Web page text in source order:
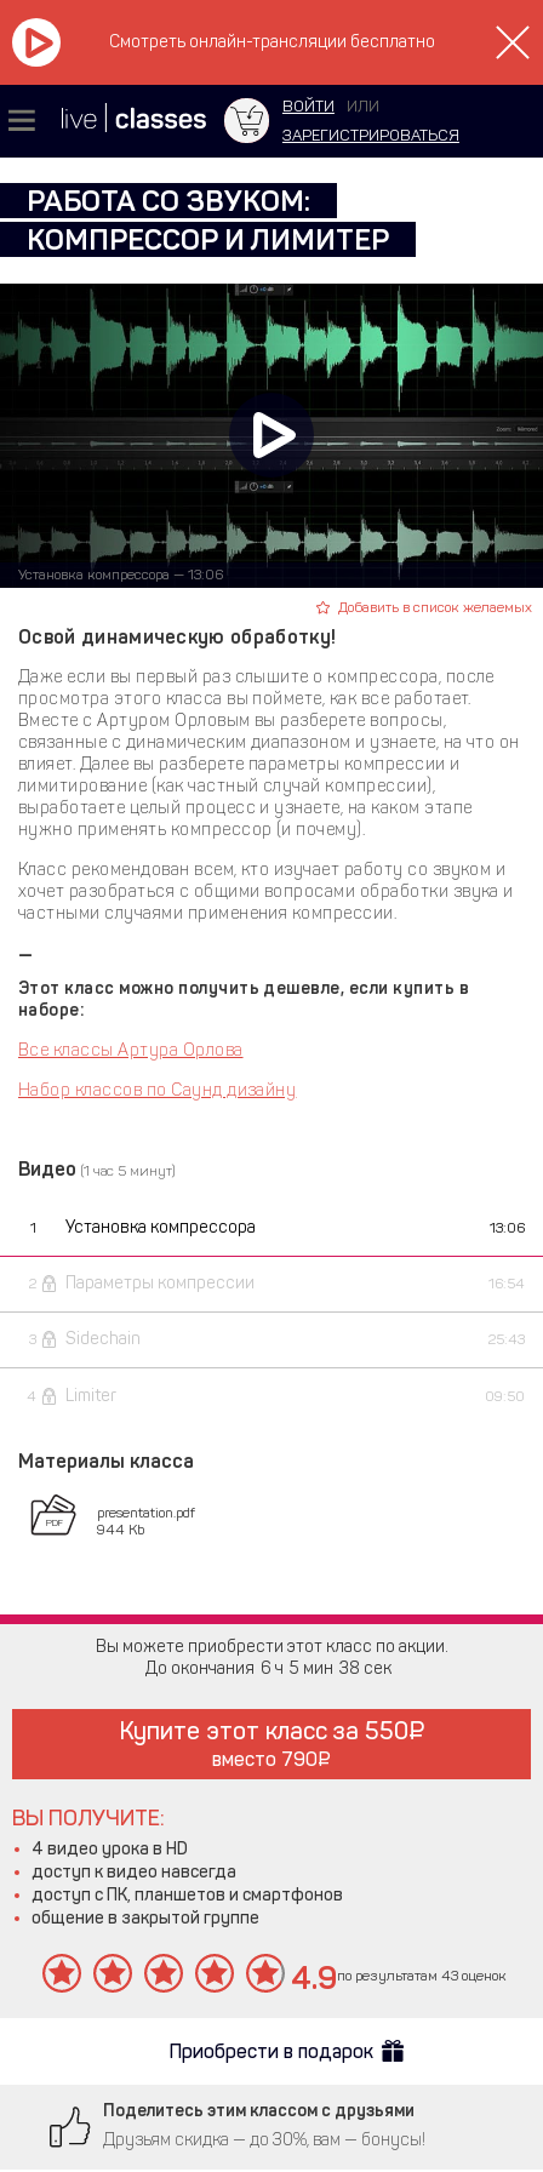
Смотреть онлайн-трансляции бесплатно
ВОЙТИ
ИЛИ
ЗАРЕГИСТРИРОВАТЬСЯ
РАБОТА СО ЗВУКОМ:
КОМПРЕССОР И ЛИМИТЕР
Установка компрессора — 13:06
Добавить в список желаемых
Освой динамическую обработку!
Даже если вы первый раз слышите о компрессора, после
просмотра этого класса вы поймете, как все работает.
Вместе с Артуром Орловым вы разберете вопросы,
связанные с динамическим диапазоном и узнаете, на что он
влияет. Далее вы разберете параметры компрессии и
лимитирование (как частный случай компрессии),
выработаете целый процесс и узнаете, на каком этапе
нужно применять компрессор (и почему).
Класс рекомендован всем, кто изучает работу со звуком и
хочет разобраться с общими вопросами обработки звука и
частными случаями применения компрессии.
—
Этот класс можно получить дешевле, если купить в
наборе:
Все классы Артура Орлова
Набор классов по Саунд дизайну
Видео (1 час 5 минут)
1 Установка компрессора 13:06
2 Параметры компрессии 16:54
3 Sidechain 25:43
4 Limiter 09:50
Материалы класса
presentation.pdf
944 Kb
Вы можете приобрести этот класс по акции.
До окончания 6 5 37
Купите этот класс за 550
вместо 790
ВЫ ПОЛУЧИТЕ:
4 видео урока в HD
доступ к видео навсегда
доступ с ПК, планшетов и смартфонов
общение в закрытой группе
4.9по результатам 43 оценок
Приобрести в подарок
Поделитесь этим классом с друзьями
Друзьям скидка — до 30%, вам — бонусы!